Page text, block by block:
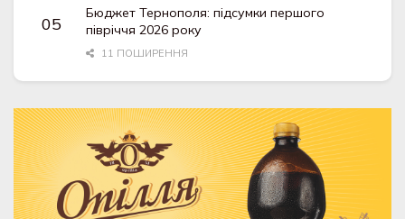
Бюджет Тернополя: підсумки першого
півріччя 2026 року
11 ПОШИРЕННЯ